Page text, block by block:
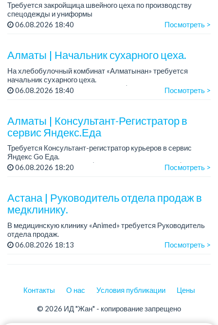
Требуется закройщица швейного цеха по производству
спецодежды и униформы
Рабочий день с 9:00 до 18:00
06.08.2026 18:40 Посмотреть >
Алматы | Начальник сухарного цеха.
На хлебобулочный комбинат «Алматынан» требуется
начальник сухарного цеха.
Зарплата: от 300 000 тенге на руки (обсуждается на
Требования: оп...
06.08.2026 18:40 Посмотреть >
Алматы | Консультант-Регистратор в
сервис Яндекс.Еда
Требуется Консультант-регистратор курьеров в сервис
Яндекс Go Еда.
Условия: работа в офисе (Абылай хана - Макатаева).
06.08.2026 18:20 Посмотреть >
Астана | Руководитель отдела продаж в
медклинику.
В медицинскую клинику «Animed» требуется Руководитель
отдела продаж.
Зарплата: от 1 200 000 тенге в месяц.
06.08.2026 18:13 Посмотреть >
Контакты О нас Условия публикации Цены
© 2026 ИД "Жан" - копирование запрещено